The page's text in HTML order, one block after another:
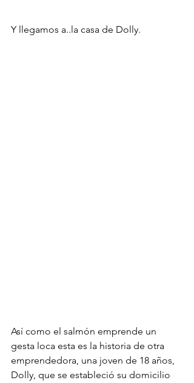
Y llegamos a..la casa de Dolly.
Así como el salmón emprende un
gesta loca esta es la historia de otra
emprendedora, una joven de 18 años,
Dolly, que se estableció su domicilio